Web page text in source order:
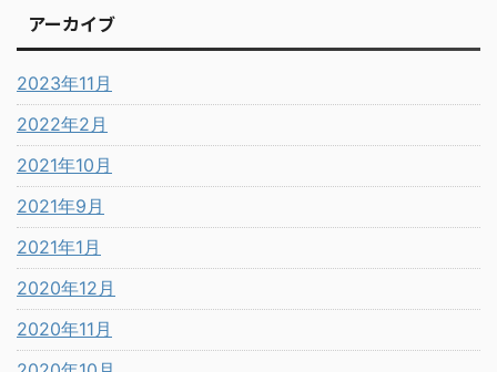
アーカイブ
2023年11月
2022年2月
2021年10月
2021年9月
2021年1月
2020年12月
2020年11月